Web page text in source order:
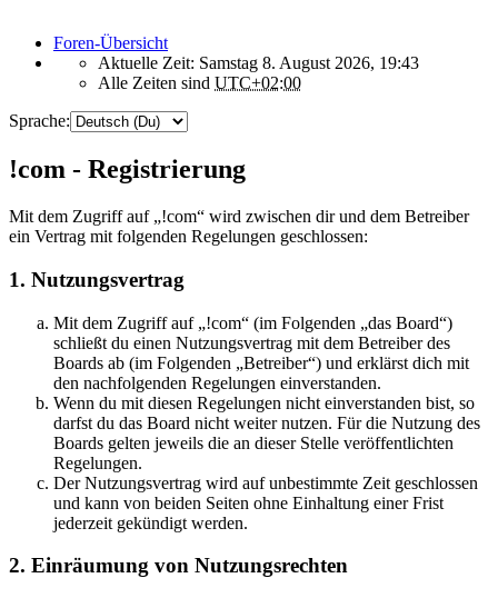
Foren-Übersicht
Aktuelle Zeit: Samstag 8. August 2026, 19:43
Alle Zeiten sind UTC+02:00
Sprache:
!com - Registrierung
Mit dem Zugriff auf „!com“ wird zwischen dir und dem Betreiber
ein Vertrag mit folgenden Regelungen geschlossen:
1. Nutzungsvertrag
Mit dem Zugriff auf „!com“ (im Folgenden „das Board“)
schließt du einen Nutzungsvertrag mit dem Betreiber des
Boards ab (im Folgenden „Betreiber“) und erklärst dich mit
den nachfolgenden Regelungen einverstanden.
Wenn du mit diesen Regelungen nicht einverstanden bist, so
darfst du das Board nicht weiter nutzen. Für die Nutzung des
Boards gelten jeweils die an dieser Stelle veröffentlichten
Regelungen.
Der Nutzungsvertrag wird auf unbestimmte Zeit geschlossen
und kann von beiden Seiten ohne Einhaltung einer Frist
jederzeit gekündigt werden.
2. Einräumung von Nutzungsrechten